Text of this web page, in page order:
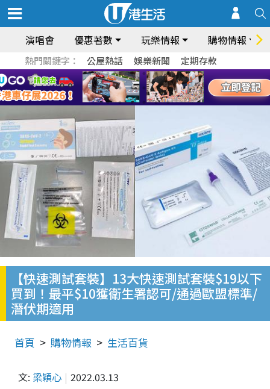
演唱會 優惠著數 玩樂情報 購物情報
熱門關鍵字： 公屋熱話 娛樂新聞 定期存款
【快速測試套裝】13大快速測試套裝$19以下
買到！最平$10獲衛生署認可/通過歐盟標準/
潛伏期適用
首頁 購物情報 生活百貨
文: 梁穎心 2022.03.13